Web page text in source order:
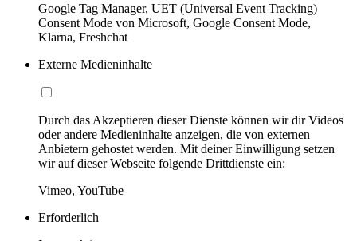
Google Tag Manager, UET (Universal Event Tracking)
Consent Mode von Microsoft, Google Consent Mode,
Klarna, Freshchat
Externe Medieninhalte
Durch das Akzeptieren dieser Dienste können wir dir Videos
oder andere Medieninhalte anzeigen, die von externen
Anbietern gehostet werden. Mit deiner Einwilligung setzen
wir auf dieser Webseite folgende Drittdienste ein:
Vimeo, YouTube
Erforderlich